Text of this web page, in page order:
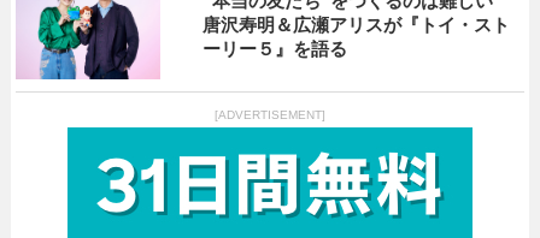
唐沢寿明＆広瀬アリスが『トイ・スト
ーリー５』を語る
[ADVERTISEMENT]